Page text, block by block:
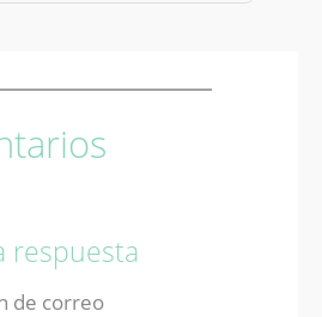
respuesta
de correo